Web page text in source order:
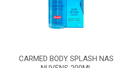
CARMED BODY SPLASH NAS